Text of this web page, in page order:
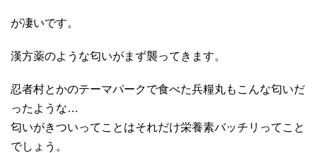
が凄いです。
漢方薬のような匂いがまず襲ってきます。
忍者村とかのテーマパークで食べた兵糧丸もこんな匂いだ
ったような…
匂いがきついってことはそれだけ栄養素バッチリってこと
でしょう。